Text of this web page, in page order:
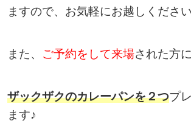
ますので、お気軽にお越しください
また、 ご予約をして来場された方
ザックザクのカレーパンを２つプ
ます♪